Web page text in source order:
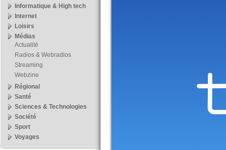
Informatique & High tech
Internet
Loisirs
Médias
Actualité
Radios & Webradios
Streaming
Webzine
Régional
Santé
Sciences & Technologies
Société
Sport
Voyages